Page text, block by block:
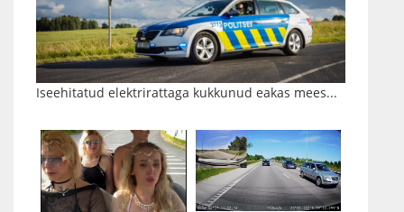
Iseehitatud elektrirattaga kukkunud eakas mees...